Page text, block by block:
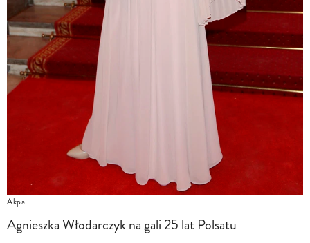
Akpa
Agnieszka Włodarczyk na gali 25 lat Polsatu